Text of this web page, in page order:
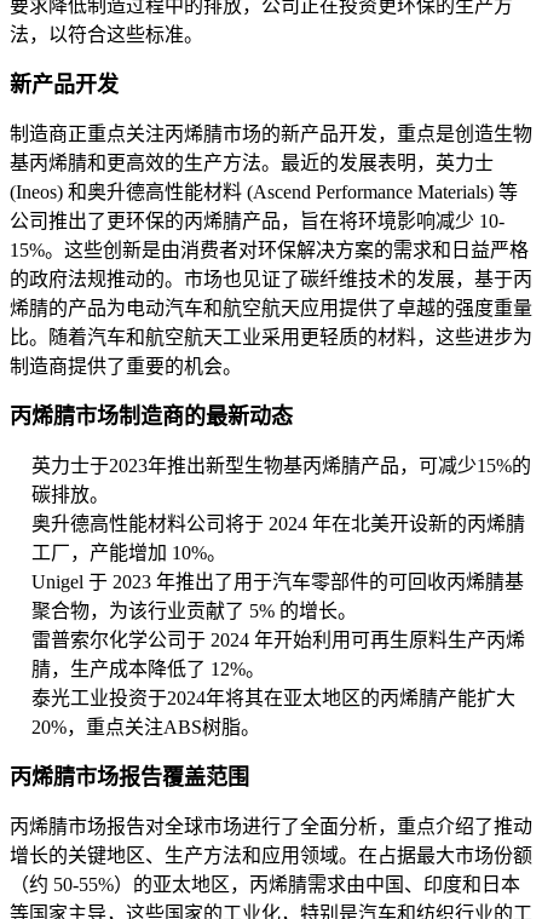
要求降低制造过程中的排放，公司正在投资更环保的生产方
法，以符合这些标准。
新产品开发
制造商正重点关注丙烯腈市场的新产品开发，重点是创造生物
基丙烯腈和更高效的生产方法。最近的发展表明，英力士
(Ineos) 和奥升德高性能材料 (Ascend Performance Materials) 等
公司推出了更环保的丙烯腈产品，旨在将环境影响减少 10-
15%。这些创新是由消费者对环保解决方案的需求和日益严格
的政府法规推动的。市场也见证了碳纤维技术的发展，基于丙
烯腈的产品为电动汽车和航空航天应用提供了卓越的强度重量
比。随着汽车和航空航天工业采用更轻质的材料，这些进步为
制造商提供了重要的机会。
丙烯腈市场制造商的最新动态
英力士于2023年推出新型生物基丙烯腈产品，可减少15%的
碳排放。
奥升德高性能材料公司将于 2024 年在北美开设新的丙烯腈
工厂，产能增加 10%。
Unigel 于 2023 年推出了用于汽车零部件的可回收丙烯腈基
聚合物，为该行业贡献了 5% 的增长。
雷普索尔化学公司于 2024 年开始利用可再生原料生产丙烯
腈，生产成本降低了 12%。
泰光工业投资于2024年将其在亚太地区的丙烯腈产能扩大
20%，重点关注ABS树脂。
丙烯腈市场报告覆盖范围
丙烯腈市场报告对全球市场进行了全面分析，重点介绍了推动
增长的关键地区、生产方法和应用领域。在占据最大市场份额
（约 50-55%）的亚太地区，丙烯腈需求由中国、印度和日本
等国家主导，这些国家的工业化，特别是汽车和纺织行业的工